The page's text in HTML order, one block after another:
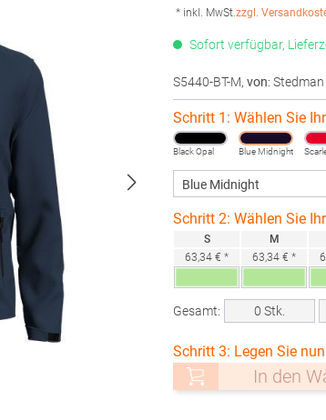
* inkl. MwSt.zzgl.
Sofort verfügbar,
S5440-BT-M, von: Stedman
Schritt 1: Wählen Sie
Black Opal Blue Midnight
Schritt 2: Wählen Sie
S
63,34 € *
M
63,34 € *
Gesamt: 0 Stk.
Schritt 3: Legen Sie
In den